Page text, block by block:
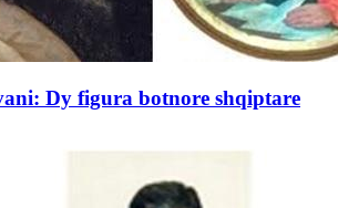
Dy figura botnore shqiptare